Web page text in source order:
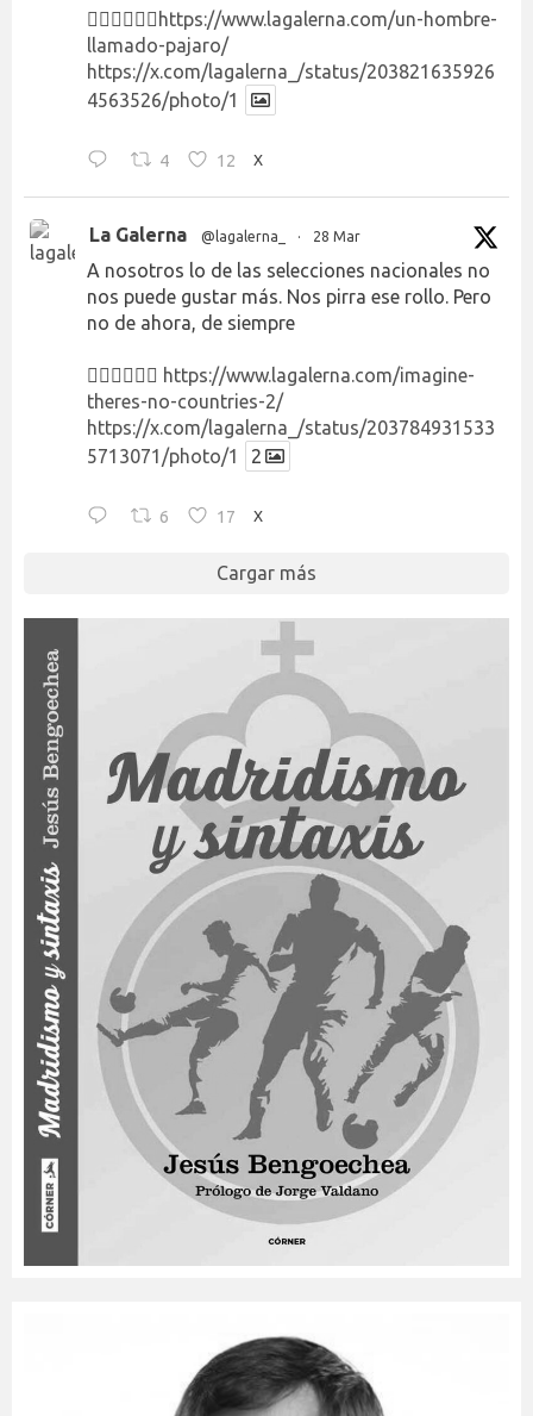
👉🏻👉🏻👉🏻 https://www.lagalerna.com/un-hombre-
llamado-pajaro/
https://x.com/lagalerna_/status/203821635926
4563526/photo/1
4 12 X
La Galerna @lagalerna_ · 28 Mar
A nosotros lo de las selecciones nacionales no
nos puede gustar más. Nos pirra ese rollo. Pero
no de ahora, de siempre
👉🏻👉🏻👉🏻 https://www.lagalerna.com/imagine-
theres-no-countries-2/
https://x.com/lagalerna_/status/203784931533
5713071/photo/1
2
6 17 X
Cargar más